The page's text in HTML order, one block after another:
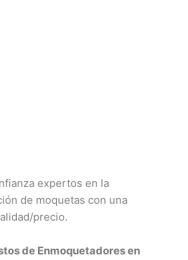
expertos en la
de moquetas con una
precio.
de Enmoquetadores en